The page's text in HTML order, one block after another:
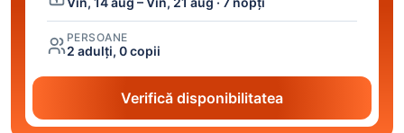
PERSOANE
2 adulți, 0 copii
Verifică disponibilitatea